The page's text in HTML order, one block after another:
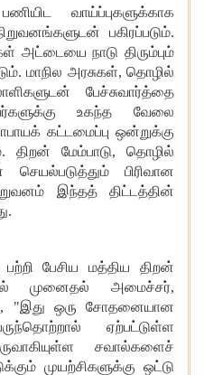
பணியிட
வாய்ப்புகளுக்காக
பகிரப்படும்.
அட்டையை நாடு திரும்பும்
.மாநில அரசுகள்,தொழில்
பேச்சுவார்த்தை
உகந்த
வேலை
கட்டமைப்பு ஒன்றுக்கு
. திறன் மேம்பாடு,
தொழில்
செயல்படுத்தும்
பிரிவான
இந்தத்
திட்டத்தின்
.
பற்றி பேசிய மத்திய
திறன்
முனைதல் அமைச்சர்,
, "இது ஒரு
சோதனையான
ஏற்பட்டுள்ள
சவால்களைச்
முயற்சிகளுக்கு ஒட்டு